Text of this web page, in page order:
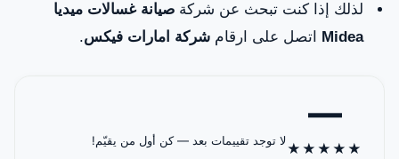
لذلك إذا كنت تبحث عن شركة صيانة غسالات ميديا
Midea
اتصل على ارقام شركة امارات فيكس.
—
★
★
★
★
★لا توجد تقييمات بعد — كن أول من يقيّم!